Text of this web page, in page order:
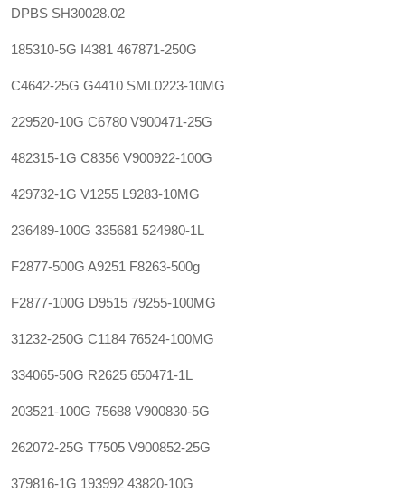
DPBS SH30028.02
185310-5G I4381 467871-250G
C4642-25G G4410 SML0223-10MG
229520-10G C6780 V900471-25G
482315-1G C8356 V900922-100G
429732-1G V1255 L9283-10MG
236489-100G 335681 524980-1L
F2877-500G A9251 F8263-500g
F2877-100G D9515 79255-100MG
31232-250G C1184 76524-100MG
334065-50G R2625 650471-1L‍
203521-100G 75688 V900830-5G
262072-25G T7505 V900852-25G
379816-1G 193992 43820-10G